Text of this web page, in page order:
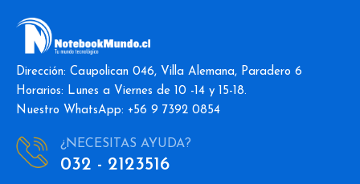
Dirección: Caupolican 046, Villa Alemana, Paradero 6
Horarios: Lunes a Viernes de 10 -14 y 15-18.
Nuestro WhatsApp: +56 9 7392 0854
¿NECESITAS AYUDA?
032 - 2123516